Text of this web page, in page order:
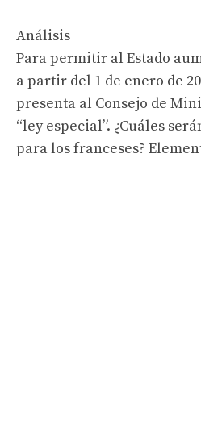
Análisis
Para permitir al Estado
a partir del 1 de enero de
presenta al Consejo de
“ley especial”. ¿Cuáles
para los franceses?